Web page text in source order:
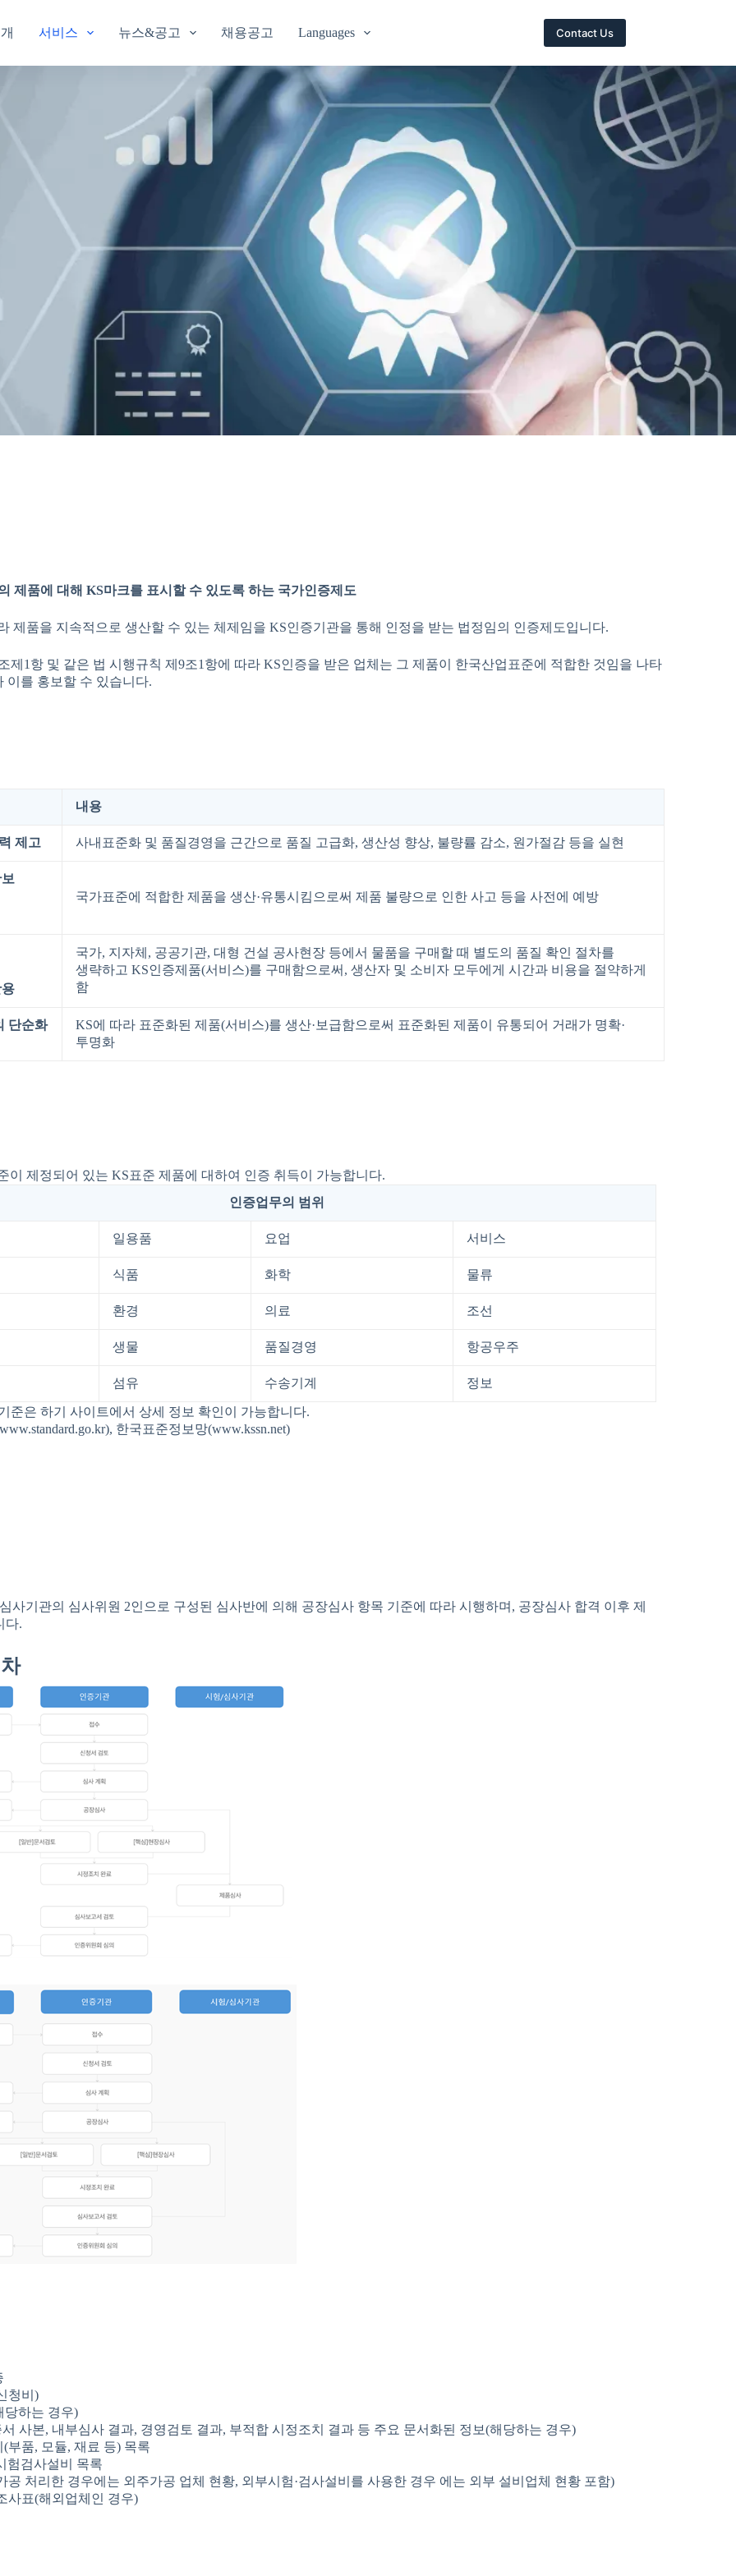
서비스 뉴스&공고 채용공고 Languages Contact Us
제품에 대해 KS마크를 표시할 수 있도록 하는 국가인증제도
제품을 지속적으로 생산할 수 있는 체제임을 KS인증기관을 통해 인정을 받는 법정임의 인증제도입니다.
제1항 및 같은 법 시행규칙 제9조1항에 따라 KS인증을 받은 업체는 그 제품이 한국산업표준에 적합한 것임을 나타
이를 홍보할 수 있습니다.
내용
제고 사내표준화 및 품질경영을 근간으로 품질 고급화, 생산성 향상, 불량률 감소, 원가절감 등을 실현
국가표준에 적합한 제품을 생산·유통시킴으로써 제품 불량으로 인한 사고 등을 사전에 예방
국가, 지자체, 공공기관, 대형 건설 공사현장 등에서 물품을 구매할 때 별도의 품질 확인 절차를
생략하고 KS인증제품(서비스)를 구매함으로써, 생산자 및 소비자 모두에게 시간과 비용을 절약하게
함
단순화
KS에 따라 표준화된 제품(서비스)를 생산·보급함으로써 표준화된 제품이 유통되어 거래가 명확·
투명화
이 제정되어 있는 KS표준 제품에 대하여 인증 취득이 가능합니다.
인증업무의 범위
일용품 요업 서비스
식품 화학 물류
환경 의료 조선
생물 품질경영 항공우주
섬유 수송기계 정보
준은 하기 사이트에서 상세 정보 확인이 가능합니다.
한국표준정보망(www.kssn.net)
사기관의 심사위원 2인으로 구성된 심사반에 의해 공장심사 항목 기준에 따라 시행하며, 공장심사 합격 이후 제
다.
청비)
당하는 경우)
서 사본, 내부심사 결과, 경영검토 결과, 부적합 시정조치 결과 등 주요 문서화된 정보(해당하는 경우)
부품, 모듈, 재료 등) 목록
험검사설비 목록
공 처리한 경우에는 외주가공 업체 현황, 외부시험·검사설비를 사용한 경우 에는 외부 설비업체 현황 포함)
사표(해외업체인 경우)